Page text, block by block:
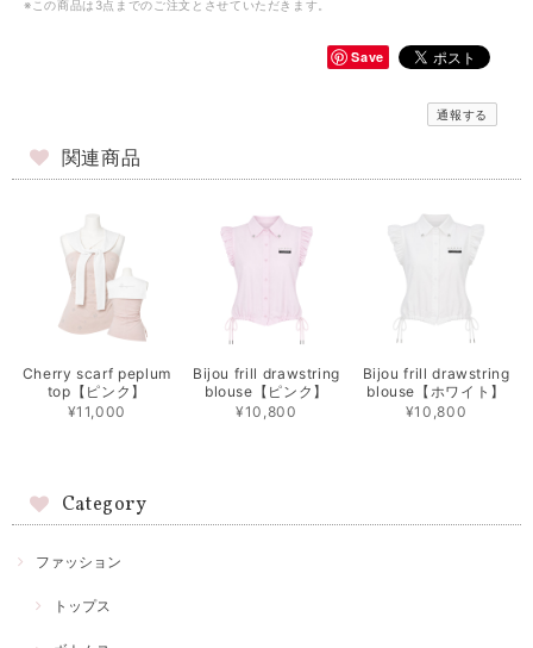
※この商品は3点までのご注文とさせていただきます。
Save
通報する
関連商品
Cherry scarf peplum
top【ピンク】
¥11,000
Bijou frill drawstring
blouse【ピンク】
¥10,800
Bijou frill drawstring
blouse【ホワイト】
¥10,800
Category
ファッション
トップス